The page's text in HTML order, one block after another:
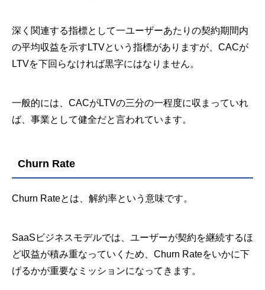
深く関連する指標として一ユーザーあたりの契約期間内
の平均収益を示すLTVという指標がありますが、CACが
LTVを下回らなければ黒字にはなりません。
一般的には、CACがLTVの三分の一程度に収まっていれ
ば、事業として健全だと言われています。
Churn Rate
Churn Rateとは、解約率という意味です。
SaaSビジネスモデルでは、ユーザーが契約を継続するほ
ど収益が積み重なっていくため、Churn Rateをいかに下
げるかが重要なミッションになってきます。